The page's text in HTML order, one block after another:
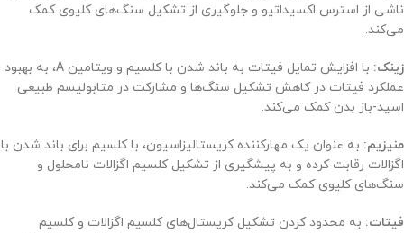
ناشی از استرس اکسیداتیو و جلوگیری از تشکیل سنگ‌های کلیوی کمک
می‌کند.
زینک:
با افزایش تمایل فیتات به باند شدن با کلسیم و ویتامین A، به بهبود
عملکرد فیتات در کاهش تشکیل سنگ‌ها و مشارکت در متابولیسم طبیعی
اسید-باز بدن کمک می‌کند.
منیزیم: به عنوان یک مهارکننده کریستالیزاسیون، با کلسیم برای باند شدن با
اگزالات رقابت کرده و به پیشگیری از تشکیل کلسیم اگزالات نامحلول و
سنگ‌های کلیوی کمک می‌کند.
فیتات: به محدود کردن تشکیل کریستال‌های کلسیم اگزالات و کلسیم